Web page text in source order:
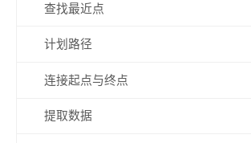
查找最近点
计划路径
连接起点与终点
提取数据